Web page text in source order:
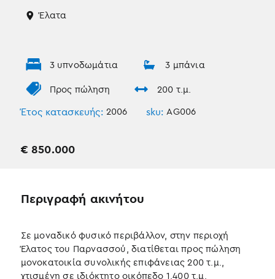
Έλατα
k
3 υπνοδωμάτια 3 μπάνια
Προς πώληση 200 τ.μ.
Έτος κατασκευής: 2006 sku: AG006
€ 850.000
Περιγραφή ακινήτου
Σε μοναδικό φυσικό περιβάλλον, στην περιοχή
Έλατος του Παρνασσού, διατίθεται προς πώληση
μονοκατοικία συνολικής επιφάνειας 200 τ.μ.,
χτισμένη σε ιδιόκτητο οικόπεδο 1.400 τ.μ.